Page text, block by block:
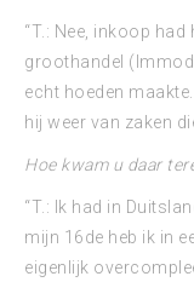
“T.: Nee, inkoop
groothandel
echt hoeden
hij weer van zaken
Hoe kwam u daar
“T.: Ik had in
mijn 16de heb ik in
eigenlijk